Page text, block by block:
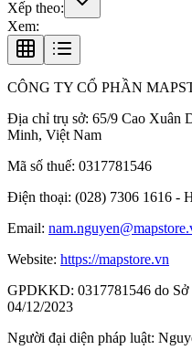
Xếp theo:
Xem:
CÔNG TY CỔ PHẦN
Địa chỉ trụ sở: 65/9 Cao Xuân
Minh, Việt Nam
Mã số thuế: 0317781546
Điện thoại: (028) 7306 1616 -
Email:
Website: https://mapstore.vn
GPDKKD: 0317781546 do
04/12/2023
Người đại diện pháp luật: